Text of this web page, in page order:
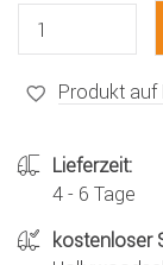
Produkt auf
Lieferzeit:
4 - 6 Tage
kostenloser